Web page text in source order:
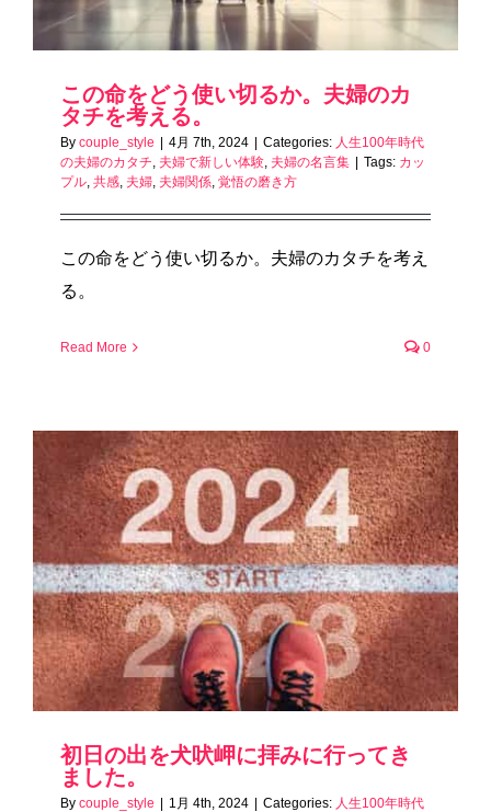
この命をどう使い切るか。夫婦のカ
タチを考える。
By couple_style | 4月 7th, 2024 | Categories: 人生100年時代
の夫婦のカタチ 夫婦で新しい体験 夫婦の名言集 | Tags: カッ
プル 共感 夫婦 夫婦関係 覚悟の磨き方
この命をどう使い切るか。夫婦のカタチを考え
る。
Read More 0
初日の出を犬吠岬に拝みに行ってき
ました。
By couple_style | 1月 4th, 2024 | Categories: 人生100年時代